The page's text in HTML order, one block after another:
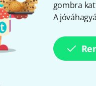
gombra
A